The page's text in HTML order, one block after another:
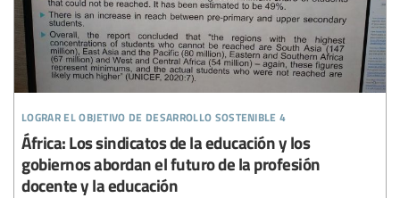
lograr el objetivo de desarrollo sostenible 4
África: Los sindicatos de la educación y los
gobiernos abordan el futuro de la profesión
docente y la educación